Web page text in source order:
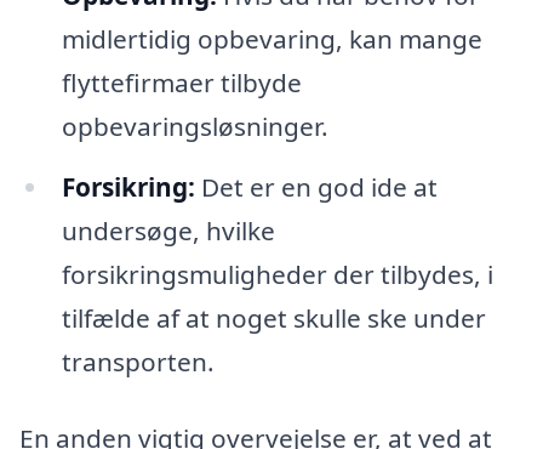
midlertidig opbevaring, kan mange
flyttefirmaer tilbyde
opbevaringsløsninger.
Forsikring: Det er en god ide at
undersøge, hvilke
forsikringsmuligheder der tilbydes, i
tilfælde af at noget skulle ske under
transporten.
En anden vigtig overvejelse er, at ved at